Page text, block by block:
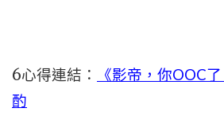
6心得連結：
《影帝，你OOC
酌